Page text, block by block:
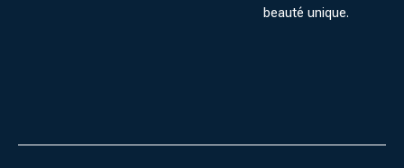
beauté unique.